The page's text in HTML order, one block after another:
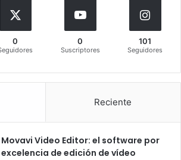
0 0
Suscriptores
101
Seguidores
Reciente
Movavi Video Editor: el software por
excelencia de edición de vídeo